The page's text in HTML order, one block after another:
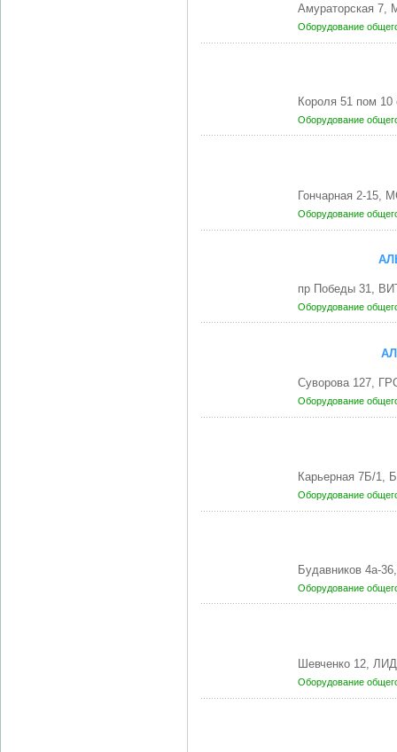
Амураторская 7,
Оборудование
Короля 51 пом
Оборудование
Гончарная 2-15,
Оборудование
пр Победы 31,
Оборудование
Суворова 127,
Оборудование
Карьерная 7Б/1,
Оборудование
Будавников 4а-
Оборудование
Шевченко 12,
Оборудование